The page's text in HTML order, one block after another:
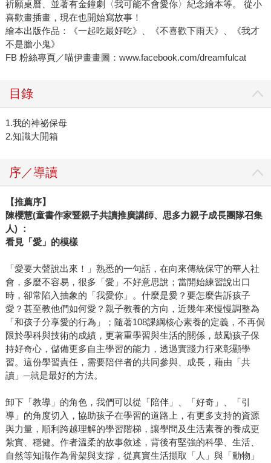
祈願桌曆、並著有金鐘劇〈我可能不會愛你〉紀念繪本等。 從小
喜歡畫插畫，現在也開始寫故事！
繪本出版作品：《一起吃最好吃》、《不喜歡下雨天》、《我才
不是膽小鬼》
FB 粉絲專頁／喵伊畫畫圖：www.facebook.com/dreamfulcat
目錄
1.我的神祕保母
2.知識大開箱
序／導讀
【推薦序】
陳櫻慧(童書作家暨親子共讀推廣講師、思多力親子成長團隊召集
人) ：
看見「愛」的模樣
「愛要大聲說出來！」熟悉的一句話，在向來傳統保守的華人社
會，多麼不容易，很多「愛」不好意思說；當開始練習說出口
時，卻常陷入抽象的「我愛你」。什麼是愛？要怎麼告訴孩子
愛？甚至教他們如何愛？親子教養的方向，近幾年來慢慢調整為
「和孩子分享愛的行為」；隨著108課綱核心素養的定義，不再侷
限於學科與技術的成績，更著重學習與生活的關係，鼓勵孩子保
持好奇心，儲備更多自主學習的能力，透過實踐力行來彰顯學
習。這份學習責任，需要陪伴者的共同參與、成長，藉由「共
讀」─就是最好的方法。
卸下「教導」的角色，我們可以從「陪伴」、「好奇」、「引
導」的角度切入，協助孩子在學習的道路上，有更多支持的資源
與力量，順利跨越理解的學習階梯，讓學問及生活素養的養成更
紮實、穩健。作者溫柔的故事敘述，背後有堅強的科學、生活、
自然等知識作為骨架與支撐，從真實生活擷取「人」與「動物」